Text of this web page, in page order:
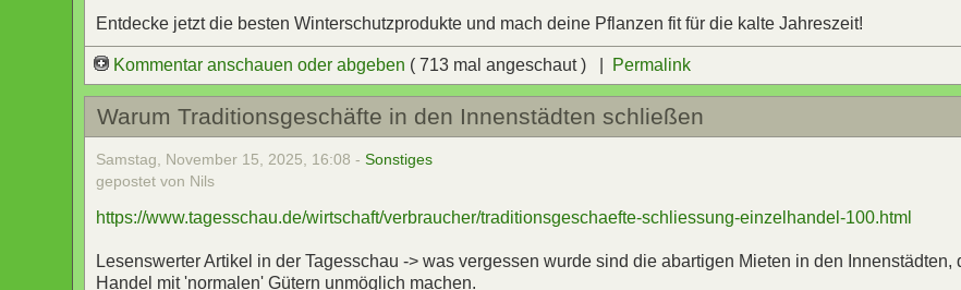
Entdecke jetzt die besten Winterschutzprodukte und mach deine Pflanzen fit für die kalte Jahreszeit!
Kommentar anschauen oder abgeben ( 713 mal angeschaut ) | Permalink
Warum Traditionsgeschäfte in den Innenstädten schließen
Samstag, November 15, 2025, 16:08 -Sonstiges
gepostet von Nils
https://www.tagesschau.de/wirtschaft/verbraucher/traditionsgeschaefte-schliessung-einzelhandel-100.html
Lesenswerter Artikel in der Tagesschau -> was vergessen wurde sind die abartigen Mieten in den Innenstädten,
Handel mit 'normalen' Gütern unmöglich machen.